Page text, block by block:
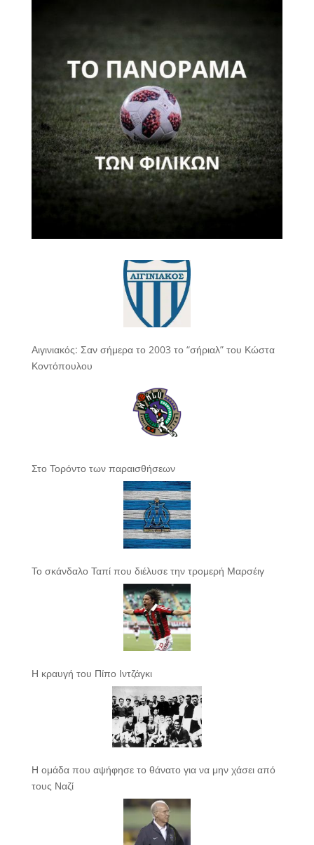
Αιγινιακός: Σαν σήμερα το 2003 το “σήριαλ” του Κώστα
Κοντόπουλου
Στο Τορόντο των παραισθήσεων
Το σκάνδαλο Ταπί που διέλυσε την τρομερή Μαρσέιγ
Η κραυγή του Πίπο Ιντζάγκι
Η ομάδα που αψήφησε το θάνατο για να μην χάσει από
τους Ναζί